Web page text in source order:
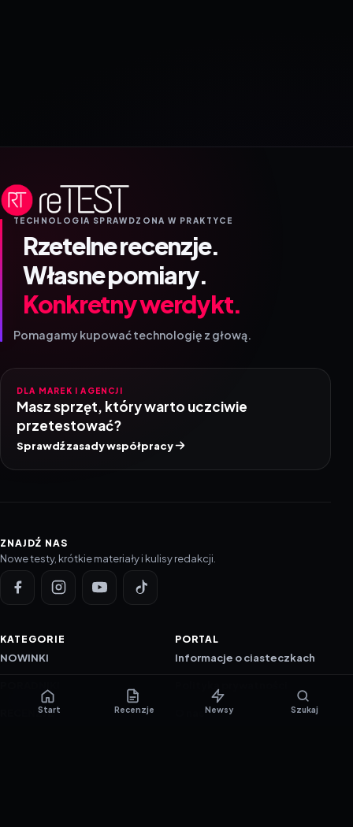
TECHNOLOGIA SPRAWDZONA W PRAKTYCE
Rzetelne recenzje.
Własne pomiary.
Konkretny werdykt.
Pomagamy kupować technologię z głową.
DLA MAREK I AGENCJI
Masz sprzęt, który warto uczciwie
przetestować?
Sprawdź zasady współpracy
ZNAJDŹ NAS
Nowe testy, krótkie materiały i kulisy redakcji.
KATEGORIE
NOWINKI
RECENZJE
PORTAL
Informacje o ciasteczkach
Start Recenzje Newsy Szukaj